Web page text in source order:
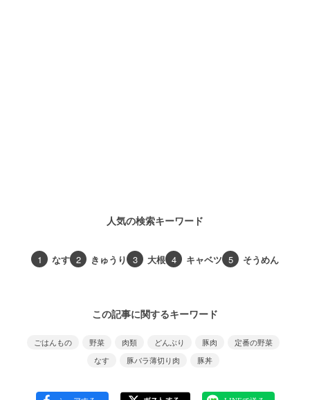
人気の検索キーワード
1 なす 2 きゅうり 3 大根 4 キャベツ 5 そうめん
この記事に関するキーワード
ごはんもの 野菜 肉類 どんぶり 豚肉
定番の野菜
なす
豚バラ薄切り肉 豚丼